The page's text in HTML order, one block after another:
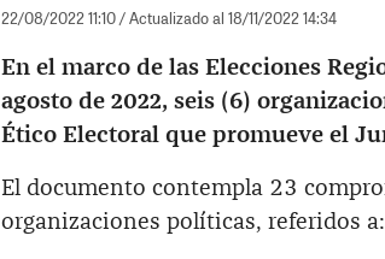
22/08/2022 11:10/ Actualizado al 18/11/2022 14:34
En el marco de las Elecciones
agosto de 2022, seis (6)
Ético Electoral que promueve el
El documento contempla 23
organizaciones políticas, referidos a: